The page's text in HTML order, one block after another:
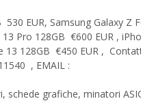
EUR, Samsung Galaxy Z
Pro 128GB €600 EUR ,
13 128GB €450 EUR ,
, EMAIL :
schede grafiche, minatori